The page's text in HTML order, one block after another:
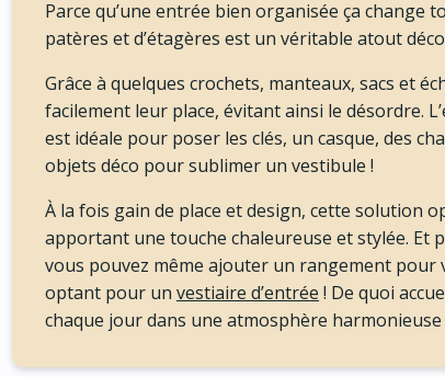
Parce qu’une entrée bien organisée ça change
patères et d’étagères est un véritable atout
Grâce à quelques crochets, manteaux, sacs et
facilement leur place, évitant ainsi le désordre.
est idéale pour poser les clés, un casque, des
objets déco pour sublimer un vestibule !
À la fois gain de place et design, cette solution
apportant une touche chaleureuse et stylée. Et
vous pouvez même ajouter un rangement pour
optant pour un vestiaire d’entrée ! De quoi
chaque jour dans une atmosphère